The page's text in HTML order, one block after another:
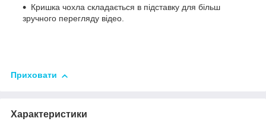
Кришка чохла складається в підставку для більш
зручного перегляду відео.
Приховати
Характеристики